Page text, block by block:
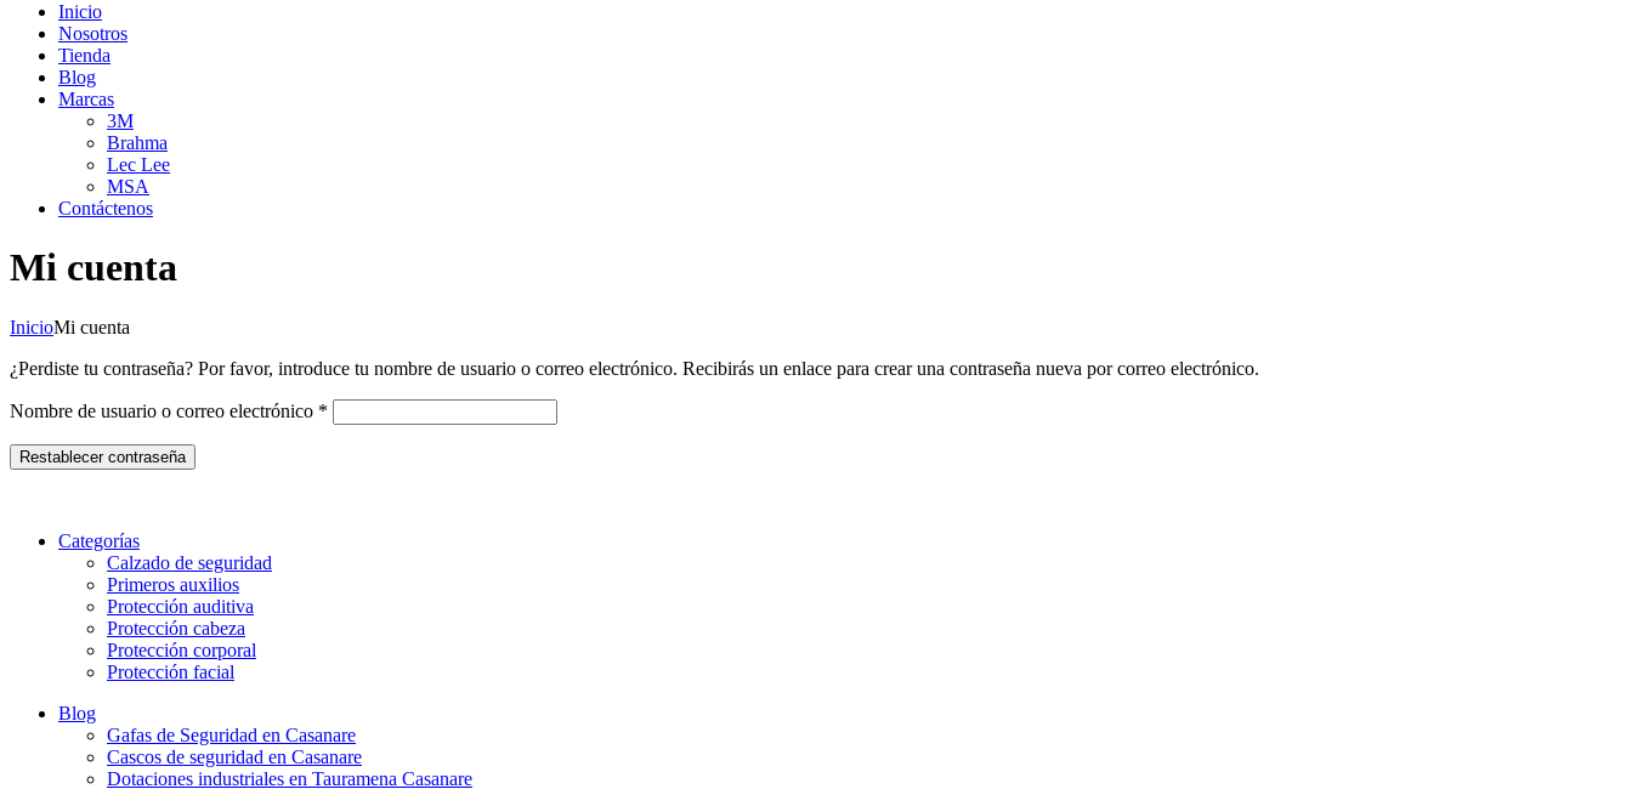
Inicio
Nosotros
Tienda
Blog
Marcas
3M
Brahma
Lec Lee
MSA
Contáctenos
Mi cuenta
InicioMi cuenta
¿Perdiste tu contraseña? Por favor, introduce tu nombre de usuario o correo electrónico. Recibirás un enlace para crear una contraseña nueva por correo electrónico.
Nombre de usuario o correo electrónico *
Restablecer contraseña
Categorías
Calzado de seguridad
Primeros auxilios
Protección auditiva
Protección cabeza
Protección corporal
Protección facial
Blog
Gafas de Seguridad en Casanare
Cascos de seguridad en Casanare
Dotaciones industriales en Tauramena Casanare